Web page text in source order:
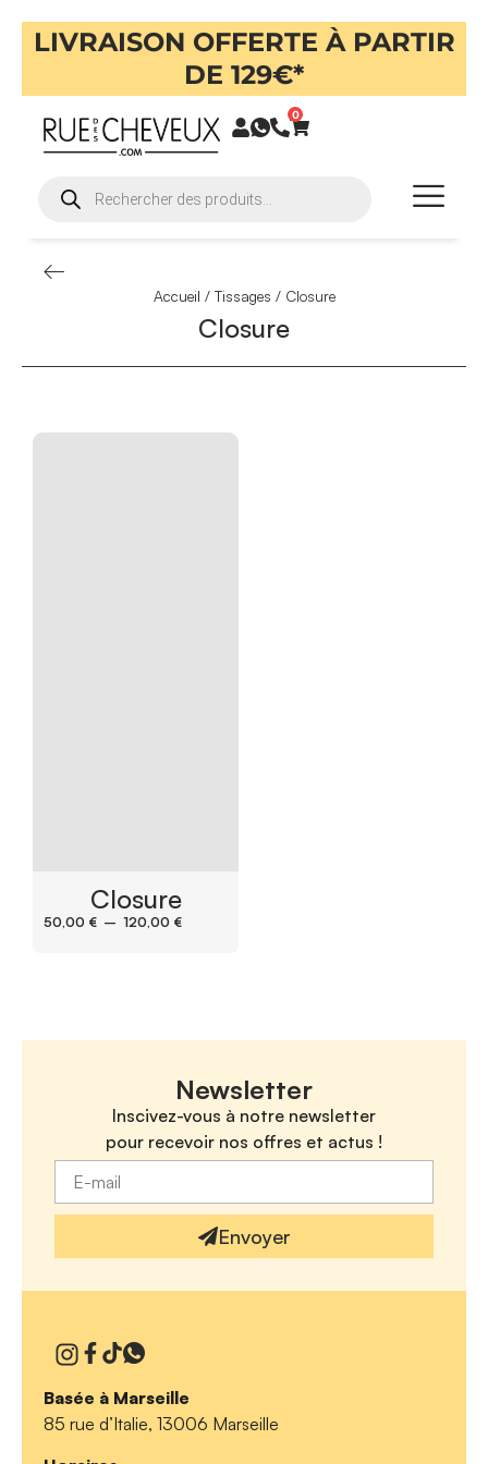
LIVRAISON OFFERTE À PARTIR
DE 129€*
0
Accueil / Tissages / Closure
Closure
Closure
50,00 € – 120,00 €
Newsletter
Inscivez-vous à notre newsletter
pour recevoir nos offres et actus !
Envoyer
Basée à Marseille
85 rue d’Italie, 13006 Marseille